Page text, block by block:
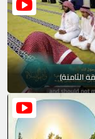
الثامنة)